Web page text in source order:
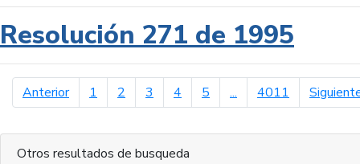
Resolución 271 de 1995
Anteriorpágina anterior
1 2 3 4 5 ... 4011
Otros resultados de busqueda